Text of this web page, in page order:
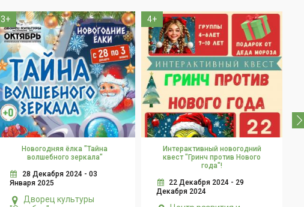
3+
Новогодняя ёлка "Тайна
волшебного зеркала"
28 Декабря 2024 - 03
Января 2025
Дворец культуры
4+
Интерактивный новогодний
квест "Гринч против Нового
года"!
22 Декабря 2024 - 29
Декабря 2024